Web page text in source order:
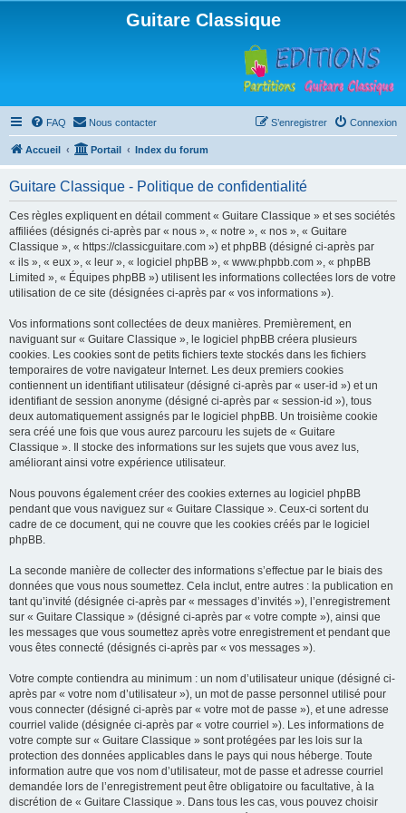
Guitare Classique
FAQ Nous contacter Connexion
S’enregistrer
Accueil Portail Index du forum
Guitare Classique - Politique de confidentialité
Ces règles expliquent en détail comment « Guitare Classique » et ses sociétés
affiliées (désignés ci-après par « nous », « notre », « nos », « Guitare
Classique », « https://classicguitare.com ») et phpBB (désigné ci-après par
« ils », « eux », « leur », « logiciel phpBB », « www.phpbb.com », « phpBB
Limited », « Équipes phpBB ») utilisent les informations collectées lors de votre
utilisation de ce site (désignées ci-après par « vos informations »).
Vos informations sont collectées de deux manières. Premièrement, en
naviguant sur « Guitare Classique », le logiciel phpBB créera plusieurs
cookies. Les cookies sont de petits fichiers texte stockés dans les fichiers
temporaires de votre navigateur Internet. Les deux premiers cookies
contiennent un identifiant utilisateur (désigné ci-après par « user-id ») et un
identifiant de session anonyme (désigné ci-après par « session-id »), tous
deux automatiquement assignés par le logiciel phpBB. Un troisième cookie
sera créé une fois que vous aurez parcouru les sujets de « Guitare
Classique ». Il stocke des informations sur les sujets que vous avez lus,
améliorant ainsi votre expérience utilisateur.
Nous pouvons également créer des cookies externes au logiciel phpBB
pendant que vous naviguez sur « Guitare Classique ». Ceux-ci sortent du
cadre de ce document, qui ne couvre que les cookies créés par le logiciel
phpBB.
La seconde manière de collecter des informations s’effectue par le biais des
données que vous nous soumettez. Cela inclut, entre autres : la publication en
tant qu’invité (désignée ci-après par « messages d’invités »), l’enregistrement
sur « Guitare Classique » (désigné ci-après par « votre compte »), ainsi que
les messages que vous soumettez après votre enregistrement et pendant que
vous êtes connecté (désignés ci-après par « vos messages »).
Votre compte contiendra au minimum : un nom d’utilisateur unique (désigné ci-
après par « votre nom d’utilisateur »), un mot de passe personnel utilisé pour
vous connecter (désigné ci-après par « votre mot de passe »), et une adresse
courriel valide (désignée ci-après par « votre courriel »). Les informations de
votre compte sur « Guitare Classique » sont protégées par les lois sur la
protection des données applicables dans le pays qui nous héberge. Toute
information autre que vos nom d’utilisateur, mot de passe et adresse courriel
demandée lors de l’enregistrement peut être obligatoire ou facultative, à la
discrétion de « Guitare Classique ». Dans tous les cas, vous pouvez choisir